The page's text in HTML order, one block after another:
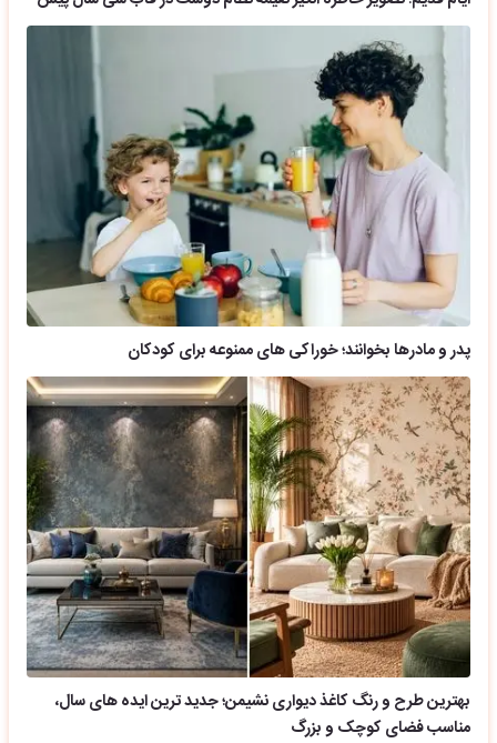
پدر و مادرها بخوانند؛ خوراکی های ممنوعه برای کودکان
بهترین طرح و رنگ کاغذ دیواری نشیمن؛ جدید ترین ایده های سال،
مناسب فضای کوچک و بزرگ